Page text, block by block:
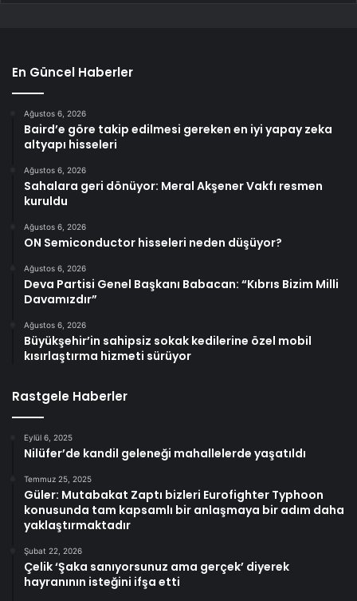
En Güncel Haberler
Ağustos 6, 2026
Baird’e göre takip edilmesi gereken en iyi yapay zeka
altyapı hisseleri
Ağustos 6, 2026
Sahalara geri dönüyor: Meral Akşener Vakfı resmen
kuruldu
Ağustos 6, 2026
ON Semiconductor hisseleri neden düşüyor?
Ağustos 6, 2026
Deva Partisi Genel Başkanı Babacan: “Kıbrıs Bizim Milli
Davamızdır”
Ağustos 6, 2026
Büyükşehir’in sahipsiz sokak kedilerine özel mobil
kısırlaştırma hizmeti sürüyor
Rastgele Haberler
Eylül 6, 2025
Nilüfer’de kandil geleneği mahallelerde yaşatıldı
Temmuz 25, 2025
Güler: Mutabakat Zaptı bizleri Eurofighter Typhoon
konusunda tam kapsamlı bir anlaşmaya bir adım daha
yaklaştırmaktadır
Şubat 22, 2026
Çelik ‘Şaka sanıyorsunuz ama gerçek’ diyerek
hayranının isteğini ifşa etti